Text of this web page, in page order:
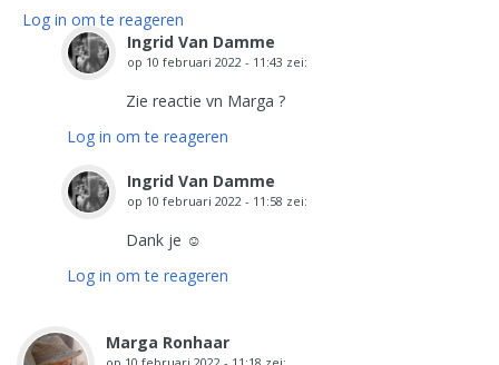
Log in om te reageren
Ingrid Van Damme
op 10 februari 2022 - 11:43 zei:
Zie reactie vn Marga ?
Log in om te reageren
Ingrid Van Damme
op 10 februari 2022 - 11:58 zei:
Dank je ☺️
Log in om te reageren
Marga Ronhaar